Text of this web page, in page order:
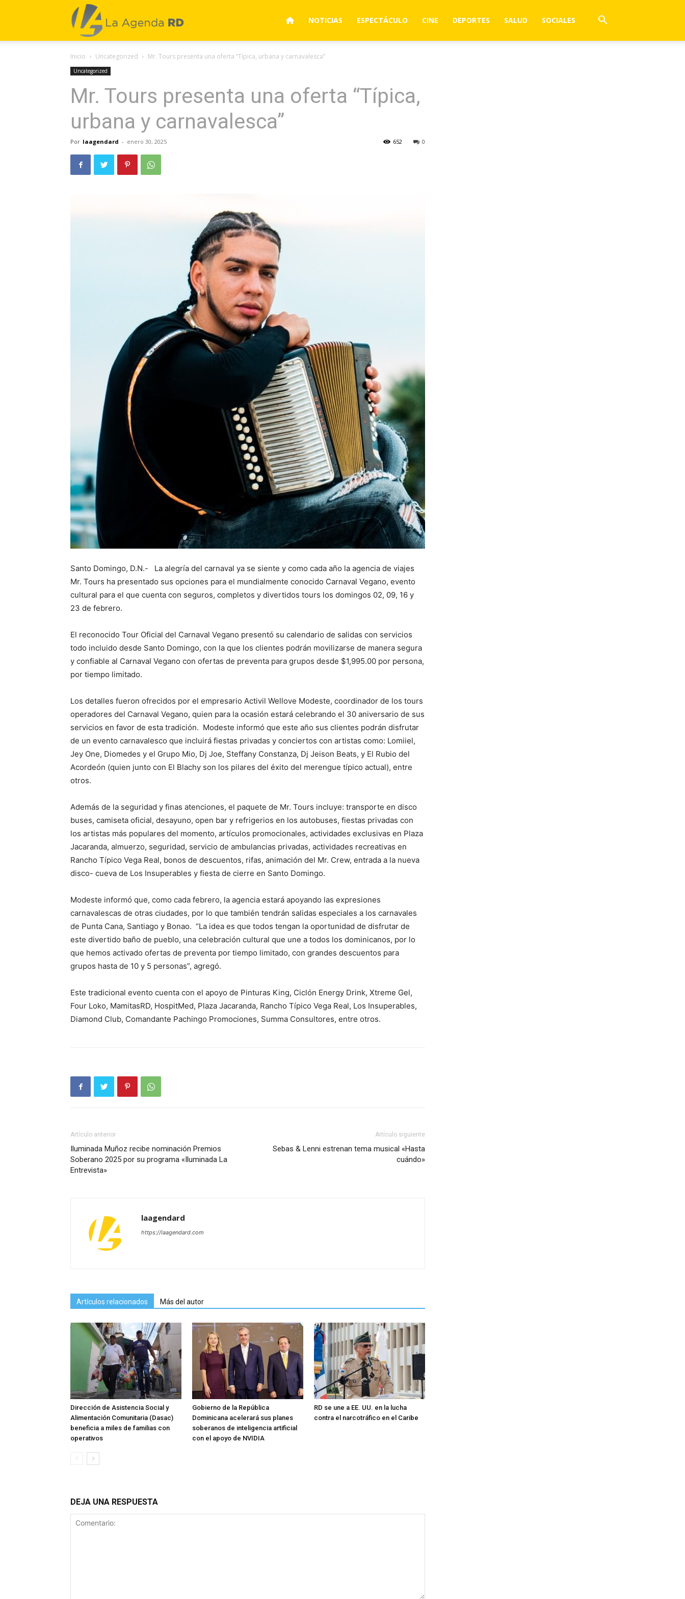
La
Agenda
RD
NOTICIAS ESPECTÁCULO CINE DEPORTES SALUD SOCIALES
Inicio Uncategorized Mr. Tours presenta una oferta “Típica, urbana y carnavalesca”
Uncategorized
Mr. Tours presenta una oferta “Típica,
urbana y carnavalesca”
Por laagendard - enero 30, 2025 0
652
Santo Domingo, D.N.- La alegría del carnaval ya se siente y como cada año la agencia de viajes
Mr. Tours ha presentado sus opciones para el mundialmente conocido Carnaval Vegano, evento
cultural para el que cuenta con seguros, completos y divertidos tours los domingos 02, 09, 16 y
23 de febrero.
El reconocido Tour Oficial del Carnaval Vegano presentó su calendario de salidas con servicios
todo incluido desde Santo Domingo, con la que los clientes podrán movilizarse de manera segura
y confiable al Carnaval Vegano con ofertas de preventa para grupos desde $1,995.00 por persona,
por tiempo limitado.
Los detalles fueron ofrecidos por el empresario Activil Wellove Modeste, coordinador de los tours
operadores del Carnaval Vegano, quien para la ocasión estará celebrando el 30 aniversario de sus
servicios en favor de esta tradición. Modeste informó que este año sus clientes podrán disfrutar
de un evento carnavalesco que incluirá fiestas privadas y conciertos con artistas como: Lomiiel,
Jey One, Diomedes y el Grupo Mio, Dj Joe, Steffany Constanza, Dj Jeison Beats, y El Rubio del
Acordeón (quien junto con El Blachy son los pilares del éxito del merengue típico actual), entre
otros.
Además de la seguridad y finas atenciones, el paquete de Mr. Tours incluye: transporte en disco
buses, camiseta oficial, desayuno, open bar y refrigerios en los autobuses, fiestas privadas con
los artistas más populares del momento, artículos promocionales, actividades exclusivas en Plaza
Jacaranda, almuerzo, seguridad, servicio de ambulancias privadas, actividades recreativas en
Rancho Típico Vega Real, bonos de descuentos, rifas, animación del Mr. Crew, entrada a la nueva
disco- cueva de Los Insuperables y fiesta de cierre en Santo Domingo.
Modeste informó que, como cada febrero, la agencia estará apoyando las expresiones
carnavalescas de otras ciudades, por lo que también tendrán salidas especiales a los carnavales
de Punta Cana, Santiago y Bonao. “La idea es que todos tengan la oportunidad de disfrutar de
este divertido baño de pueblo, una celebración cultural que une a todos los dominicanos, por lo
que hemos activado ofertas de preventa por tiempo limitado, con grandes descuentos para
grupos hasta de 10 y 5 personas”, agregó.
Este tradicional evento cuenta con el apoyo de Pinturas King, Ciclón Energy Drink, Xtreme Gel,
Four Loko, MamitasRD, HospitMed, Plaza Jacaranda, Rancho Típico Vega Real, Los Insuperables,
Diamond Club, Comandante Pachingo Promociones, Summa Consultores, entre otros.
Artículo anterior
Iluminada Muñoz recibe nominación Premios
Soberano 2025 por su programa «Iluminada La
Entrevista»
Artículo siguiente
Sebas & Lenni estrenan tema musical «Hasta
cuándo»
laagendard
https://laagendard.com
Artículos relacionados Más del autor
Dirección de Asistencia Social y
Alimentación Comunitaria (Dasac)
beneficia a miles de familias con
operativos
Gobierno de la República
Dominicana acelerará sus planes
soberanos de inteligencia artificial
con el apoyo de NVIDIA
RD se une a EE. UU. en la lucha
contra el narcotráfico en el Caribe
DEJA UNA RESPUESTA